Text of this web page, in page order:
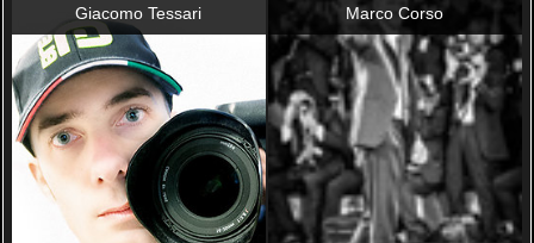
Giacomo Tessari Marco Corso